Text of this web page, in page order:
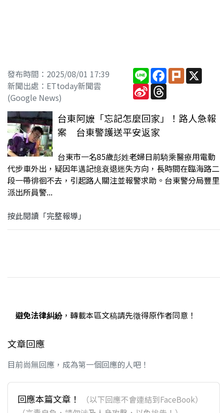
發布時間：2025/08/01 17:39
新聞出處：ETtoday新聞雲
(Google News)
LineFacebook
PlurkX
Sina
Weibo
Threads
台東阿嬤「忘記怎麼回家」！路人急報
案 台東警護送平安返家
台東市一名85歲彭姓老婦日前騎乘醫療用電動
代步車外出，疑因年邁記憶衰退迷失方向，長時間在臨海路二
段一帶徘徊不去，引起路人關注並報警求助。台東警分局豐里
派出所員警...
按此閱讀「完整報導」
避免法律糾紛，轉載本區文稿請先徵得原作者同意！
文章回應
目前尚無回應，成為第一個回應的人吧！
回應本篇文章！
（以下回應不會連結到FaceBook）